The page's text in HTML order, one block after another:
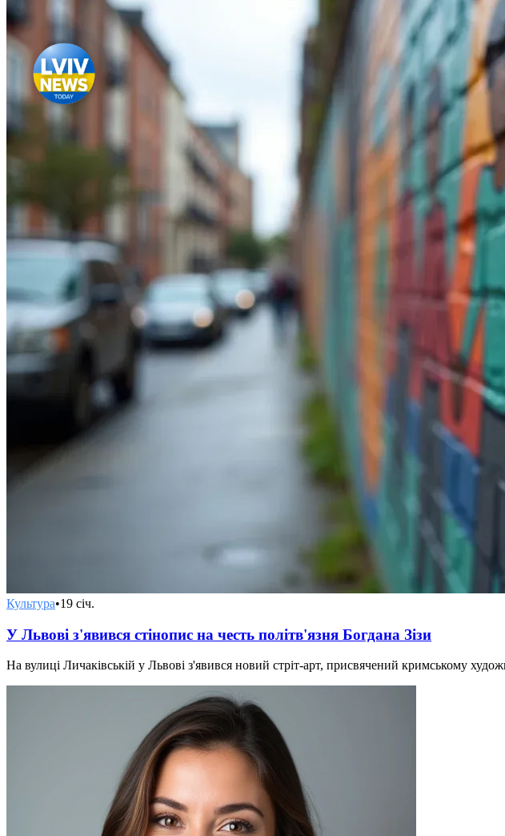
Культура•19 січ.
У Львові з'явився стінопис на честь політв'язня Богдана Зізи
На вулиці Личаківській у Львові з'явився новий стріт-арт, присвячений кримському